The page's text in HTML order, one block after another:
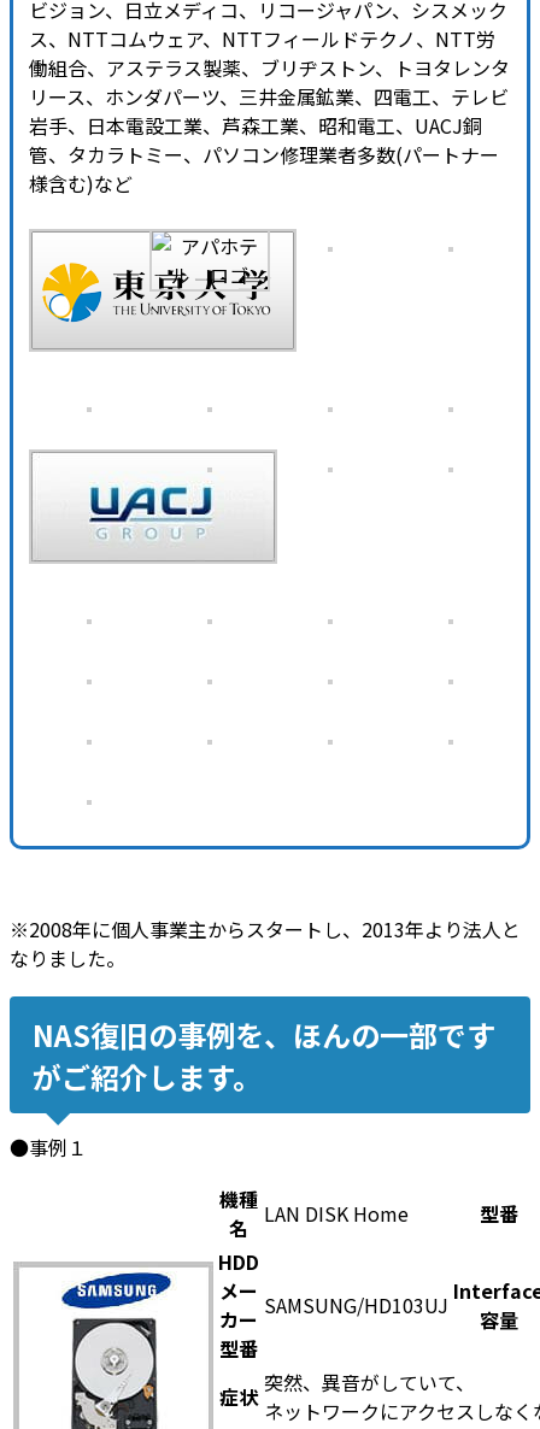
ビジョン、日立メディコ、リコージャパン、シスメック
ス、NTTコムウェア、NTTフィールドテクノ、NTT労
働組合、アステラス製薬、ブリヂストン、トヨタレンタ
リース、ホンダパーツ、三井金属鉱業、四電工、テレビ
岩手、日本電設工業、芦森工業、昭和電工、UACJ銅
管、タカラトミー、パソコン修理業者多数(パートナー
様含む)など
※2008年に個人事業主からスタートし、2013年より法人と
なりました。
NAS復旧の事例を、ほんの一部です
がご紹介します。
●事例１
機種
名
LAN DISK Home
型番
HDD
メー
カー
型番
SAMSUNG/HD103UJ
容量
症状 突然、異音がしていて、
ネットワークにアクセスしなく